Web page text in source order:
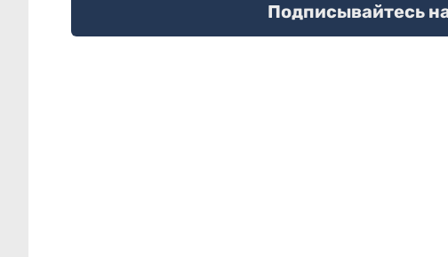
Подписывайтесь